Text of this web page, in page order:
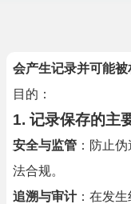
会产生记录并可能
目的：
1. 记录保存的主
安全与监管 ：防止
法合规。
追溯与审计：在发生